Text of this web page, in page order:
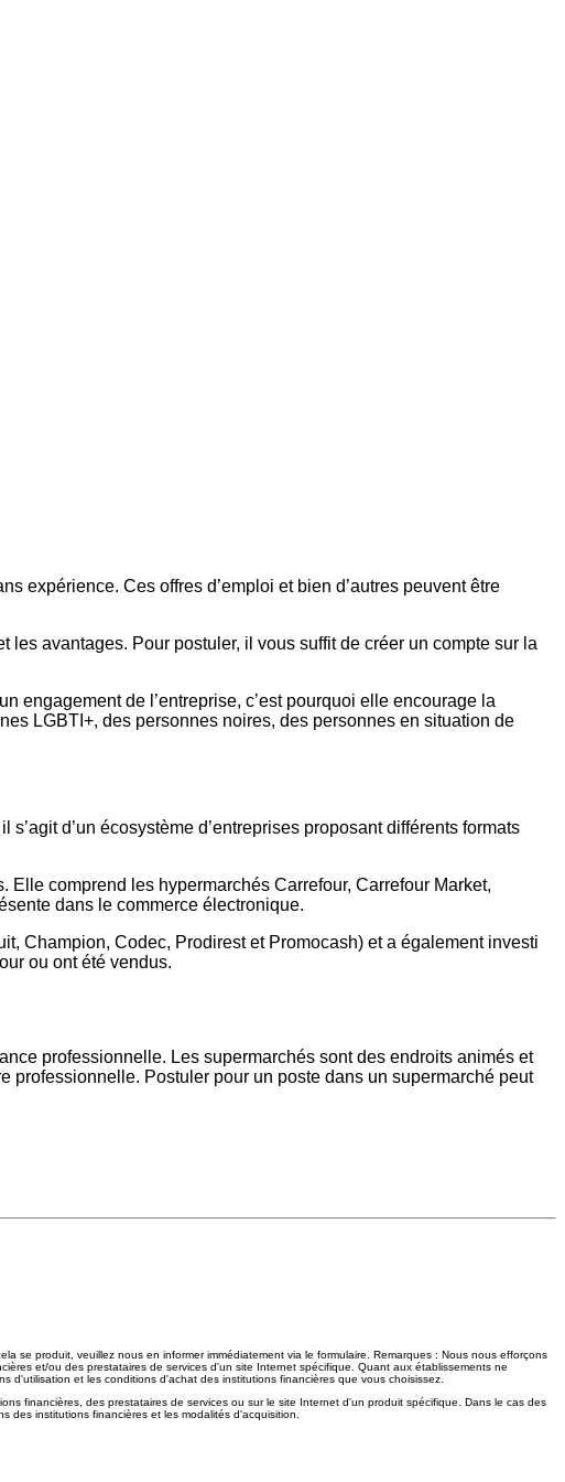
expérience. Ces offres d’emploi et bien d’autres peuvent être
avantages. Pour postuler, il vous suffit de créer un compte sur la
engagement de l’entreprise, c’est pourquoi elle encourage la
LGBTI+, des personnes noires, des personnes en situation de
d’un écosystème d’entreprises proposant différents formats
comprend les hypermarchés Carrefour, Carrefour Market,
dans le commerce électronique.
Champion, Codec, Prodirest et Promocash) et a également investi
ou ont été vendus.
professionnelle. Les supermarchés sont des endroits animés et
professionnelle. Postuler pour un poste dans un supermarché peut
se produit, veuillez nous en informer immédiatement via le formulaire. Remarques : Nous nous efforçons
et/ou des prestataires de services d'un site Internet spécifique. Quant aux établissements ne
et les conditions d'achat des institutions financières que vous choisissez.
financières, des prestataires de services ou sur le site Internet d'un produit spécifique. Dans le cas des
des institutions financières et les modalités d'acquisition.